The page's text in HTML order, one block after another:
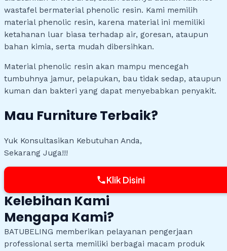
wastafel bermaterial phenolic resin. Kami memilih
material phenolic resin, karena material ini memiliki
ketahanan luar biasa terhadap air, goresan, ataupun
bahan kimia, serta mudah dibersihkan.
Material phenolic resin akan mampu mencegah
tumbuhnya jamur, pelapukan, bau tidak sedap, ataupun
kuman dan bakteri yang dapat menyebabkan penyakit.
Mau Furniture Terbaik?
Yuk Konsultasikan Kebutuhan Anda,
Sekarang Juga!!!
phoneKlik Disini
Kelebihan Kami
Mengapa Kami?
BATUBELING memberikan pelayanan pengerjaan
professional serta memiliki berbagai macam produk